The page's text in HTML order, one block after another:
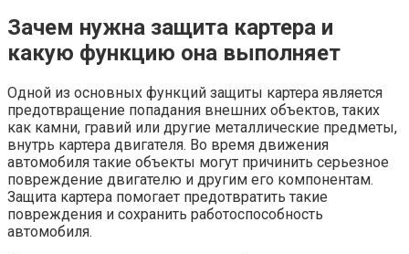
Зачем нужна защита картера и
какую функцию она выполняет
Одной из основных функций защиты картера является
предотвращение попадания внешних объектов, таких
как камни, гравий или другие металлические предметы,
внутрь картера двигателя. Во время движения
автомобиля такие объекты могут причинить серьезное
повреждение двигателю и другим его компонентам.
Защита картера помогает предотвратить такие
повреждения и сохранить работоспособность
автомобиля.